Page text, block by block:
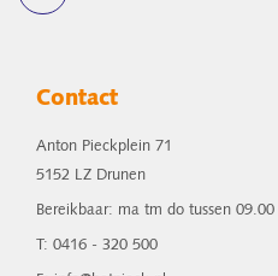
Contact
Anton Pieckplein 71
5152 LZ Drunen
Bereikbaar: ma tm do tussen
T: 0416 - 320 500